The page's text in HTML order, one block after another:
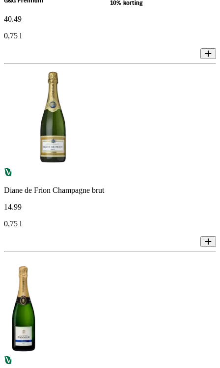
10% korting
40.49
0,75 l
Diane de Frion Champagne brut
14.99
0,75 l